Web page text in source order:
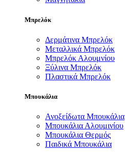
Μπρελόκ
Δερμάτινα Μπρελόκ
Μεταλλικά Μπρελόκ
Μπρελόκ Αλουμνίου
Ξύλινα Μπρελόκ
Πλαστικά Μπρελόκ
Μπουκάλια
Ανοξείδωτα Μπουκάλια
Μπουκάλια Αλουμινίου
Μπουκάλια Θερμός
Παιδικά Μπουκάλια